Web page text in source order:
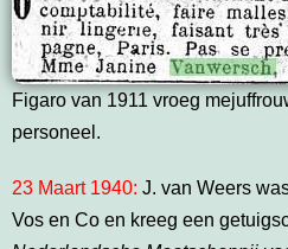
Figaro van 1911 vroeg
personeel.
23 Maart 1940: J. van Weers
Vos en Co en kreeg een